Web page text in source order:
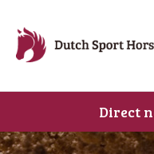
Direct